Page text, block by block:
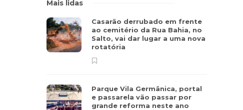
Mais lidas
Casarão derrubado em frente
ao cemitério da Rua Bahia, no
Salto, vai dar lugar a uma nova
rotatória
Parque Vila Germânica, portal
e passarela vão passar por
grande reforma neste ano